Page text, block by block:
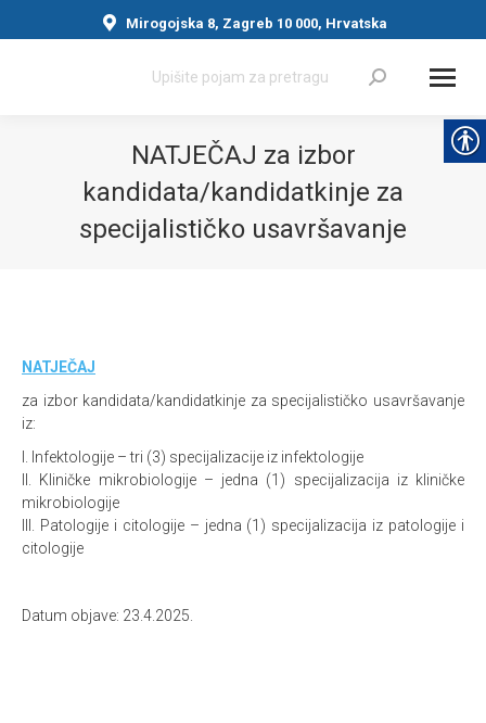
Mirogojska 8, Zagreb 10 000, Hrvatska
Search:
NATJEČAJ za izbor
kandidata/kandidatkinje za
specijalističko usavršavanje
NATJEČAJ
za izbor kandidata/kandidatkinje za specijalističko usavršavanje
iz:
I. Infektologije – tri (3) specijalizacije iz infektologije
II. Kliničke mikrobiologije – jedna (1) specijalizacija iz kliničke
mikrobiologije
III. Patologije i citologije – jedna (1) specijalizacija iz patologije i
citologije
Datum objave: 23.4.2025.